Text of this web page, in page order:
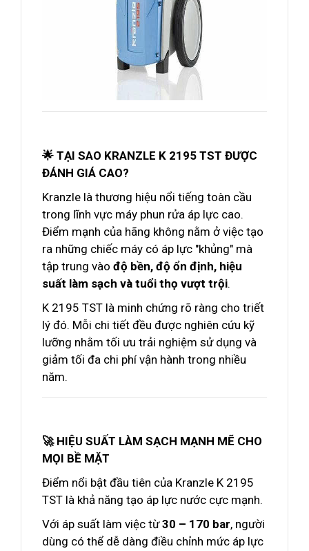
🌟 TẠI SAO KRANZLE K 2195 TST ĐƯỢC
ĐÁNH GIÁ CAO?
Kranzle là thương hiệu nổi tiếng toàn cầu
trong lĩnh vực máy phun rửa áp lực cao.
Điểm mạnh của hãng không nằm ở việc tạo
ra những chiếc máy có áp lực "khủng" mà
tập trung vào độ bền, độ ổn định, hiệu
suất làm sạch và tuổi thọ vượt trội.
K 2195 TST là minh chứng rõ ràng cho triết
lý đó. Mỗi chi tiết đều được nghiên cứu kỹ
lưỡng nhằm tối ưu trải nghiệm sử dụng và
giảm tối đa chi phí vận hành trong nhiều
năm.
🚀 HIỆU SUẤT LÀM SẠCH MẠNH MẼ CHO
MỌI BỀ MẶT
Điểm nổi bật đầu tiên của Kranzle K 2195
TST là khả năng tạo áp lực nước cực mạnh.
Với áp suất làm việc từ30 – 170 bar, người
dùng có thể dễ dàng điều chỉnh mức áp lực